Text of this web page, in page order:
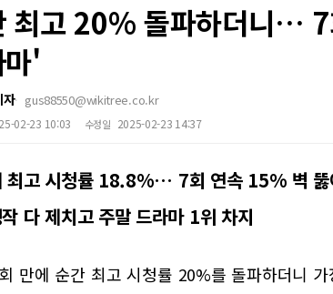
최고 20% 돌파하더니…
'
자 gus88550@wikitree.co.kr
02-23 10:03 수정일 2025-02-23 14:37
최고 시청률 18.8%… 7회 연속 15% 벽 뚫
다 제치고 주말 드라마 1위 차지
만에 순간 최고 시청률 20%를 돌파하더니